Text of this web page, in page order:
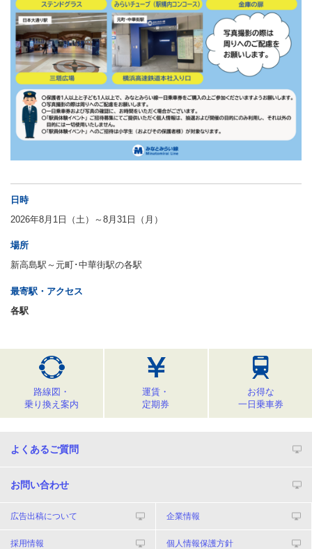
日時
2026年8月1日（土）～8月31日（月）
場所
新高島駅～元町･中華街駅の各駅
最寄駅・アクセス
各駅
路線図・
乗り換え案内
運賃・
定期券
お得な
一日乗車券
よくあるご質問
お問い合わせ
広告出稿について 企業情報
採用情報 個人情報保護方針